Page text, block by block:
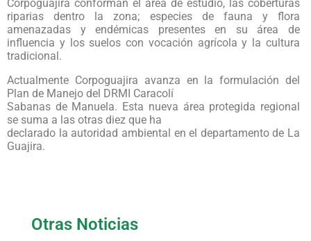
Corpoguajira conforman el área de estudio, las coberturas
riparias dentro la zona; especies de fauna y flora
amenazadas y endémicas presentes en su área de
influencia y los suelos con vocación agrícola y la cultura
tradicional.
Actualmente Corpoguajira avanza en la formulación del
Plan de Manejo del DRMI Caracolí
Sabanas de Manuela. Esta nueva área protegida regional
se suma a las otras diez que ha
declarado la autoridad ambiental en el departamento de La
Guajira.
Otras Noticias